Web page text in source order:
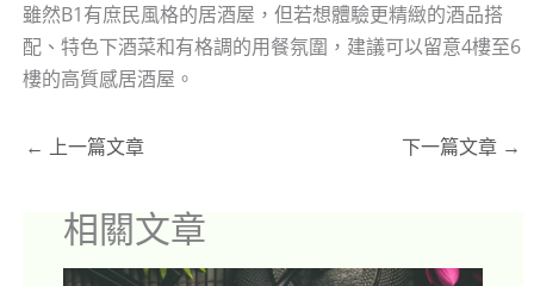
雖然B1有庶民風格的居酒屋，但若想體驗更精緻的酒品搭
配、特色下酒菜和有格調的用餐氛圍，建議可以留意4樓至6
樓的高質感居酒屋。
← 上一篇文章 下一篇文章 →
相關文章